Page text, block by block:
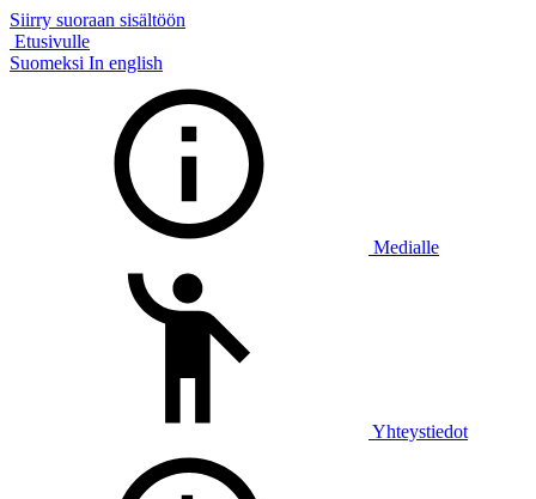
Siirry suoraan sisältöön
Etusivulle
Suomeksi In english
Medialle
Yhteystiedot